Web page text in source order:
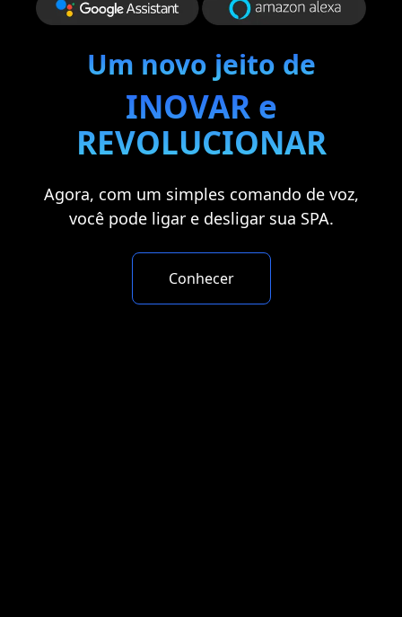
Um novo jeito de
INOVAR e
REVOLUCIONAR
Agora, com um simples comando de voz,
você pode ligar e desligar sua SPA.
Conhecer